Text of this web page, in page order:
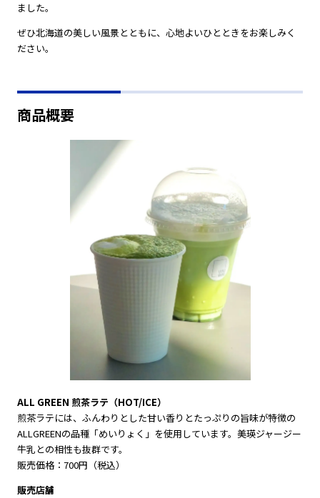
ました。
ぜひ北海道の美しい風景とともに、心地よいひとときをお楽しみく
ださい。
商品概要
ALL GREEN 煎茶ラテ（HOT/ICE）
煎茶ラテには、ふんわりとした甘い香りとたっぷりの旨味が特徴の
ALLGREENの品種「めいりょく」を使用しています。美瑛ジャージー
牛乳との相性も抜群です。
販売価格：700円（税込）
販売店舗